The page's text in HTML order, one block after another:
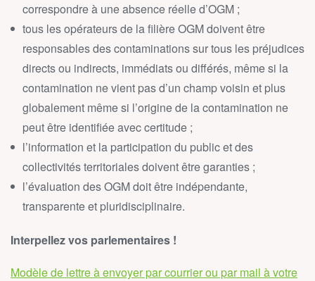
correspondre à une absence réelle d’OGM ;
tous les opérateurs de la filière OGM doivent être
responsables des contaminations sur tous les préjudices
directs ou indirects, immédiats ou différés, même si la
contamination ne vient pas d’un champ voisin et plus
globalement même si l’origine de la contamination ne
peut être identifiée avec certitude ;
l’information et la participation du public et des
collectivités territoriales doivent être garanties ;
l’évaluation des OGM doit être indépendante,
transparente et pluridisciplinaire.
Interpellez vos parlementaires !
Modèle de lettre à envoyer par courrier ou par mail à votre